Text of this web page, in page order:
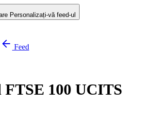
Personalizați-vă feed-ul
Feed
FTSE 100 UCITS